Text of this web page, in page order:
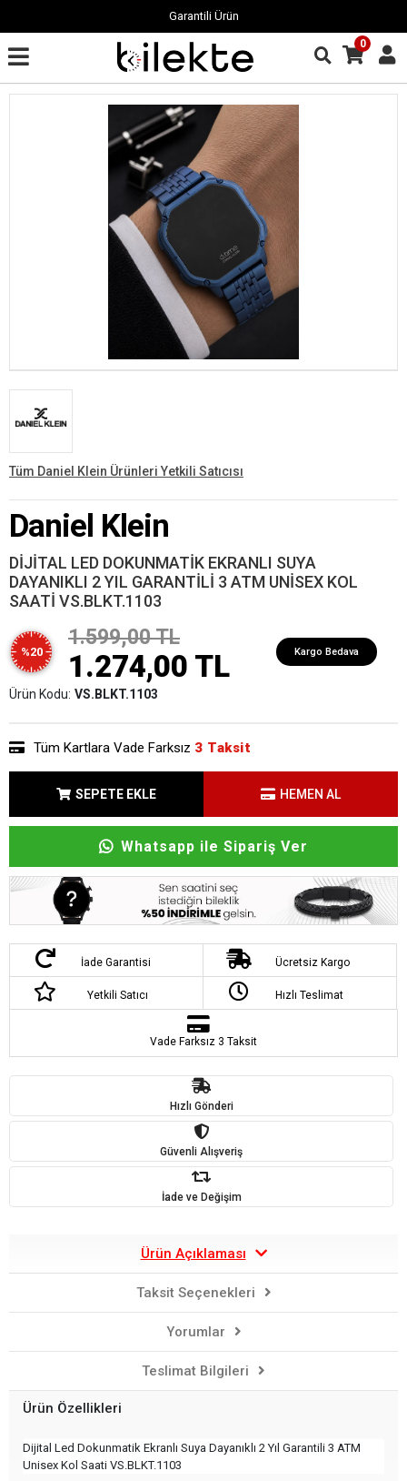
Garantili Ürün
0
Tüm Daniel Klein Ürünleri Yetkili Satıcısı
Daniel Klein
DİJİTAL LED DOKUNMATİK EKRANLI SUYA
DAYANIKLI 2 YIL GARANTİLİ 3 ATM UNİSEX KOL
SAATİ VS.BLKT.1103
%20
1.599,00 TL
1.274,00 TL Kargo Bedava
Ürün Kodu: VS.BLKT.1103
Tüm Kartlara Vade Farksız 3 Taksit
SEPETE EKLE HEMEN AL
Whatsapp ile Sipariş Ver
İade Garantisi Ücretsiz Kargo
Yetkili Satıcı Hızlı Teslimat
Vade Farksız 3 Taksit
Hızlı Gönderi
Güvenli Alışveriş
İade ve Değişim
Ürün Açıklaması
Taksit Seçenekleri
Yorumlar
Teslimat Bilgileri
Ürün Özellikleri
Dijital Led Dokunmatik Ekranlı Suya Dayanıklı 2 Yıl Garantili 3 ATM
Unisex Kol Saati VS.BLKT.1103